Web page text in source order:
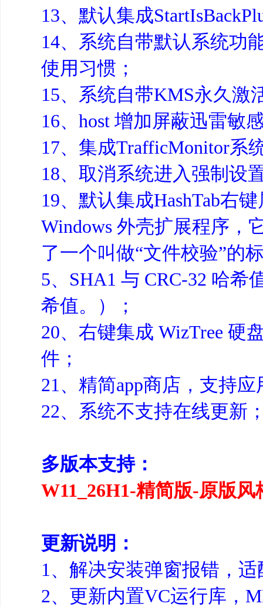
13、默认集成
14、系统自带默认系统功
使用习惯；
15、系统自带KMS永久激
16、host 增加屏蔽迅雷敏
17、集成TrafficMonitor系
18、取消系统进入强制设
19、默认集成HashTab右
Windows 外壳扩展程序，
了一个叫做“文件校验”的
5、SHA1 与 CRC-32 哈
希值。）；
20、右键集成 WizTree 硬
件；
21、精简app商店，支持
22、系统不支持在线更新
多版本支持：
W11_26H1-精简版-原
更新说明：
1、解决安装弹窗报错，
2、更新内置VC运行库，